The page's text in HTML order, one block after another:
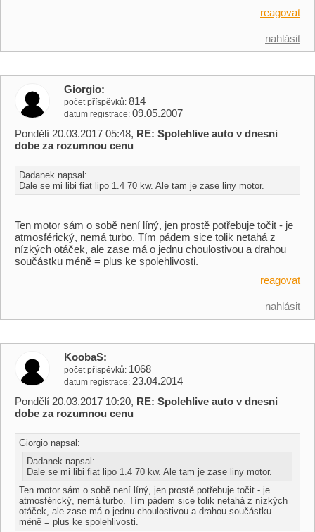
reagovat
nahlásit
Giorgio
počet příspěvků 814
datum registrace 09.05.2007
Pondělí 20.03.2017 05:48, RE: Spolehlive auto v dnesni
dobe za rozumnou cenu
Dadanek napsal:
Dale se mi libi fiat lipo 1.4 70 kw. Ale tam je zase liny motor.
Ten motor sám o sobě není líný, jen prostě potřebuje točit - je
atmosférický, nemá turbo. Tím pádem sice tolik netahá z
nízkých otáček, ale zase má o jednu choulostivou a drahou
součástku méně = plus ke spolehlivosti.
reagovat
nahlásit
KoobaS
počet příspěvků 1068
datum registrace 23.04.2014
Pondělí 20.03.2017 10:20, RE: Spolehlive auto v dnesni
dobe za rozumnou cenu
Giorgio napsal:
Dadanek napsal:
Dale se mi libi fiat lipo 1.4 70 kw. Ale tam je zase liny motor.
Ten motor sám o sobě není líný, jen prostě potřebuje točit - je
atmosférický, nemá turbo. Tím pádem sice tolik netahá z nízkých
otáček, ale zase má o jednu choulostivou a drahou součástku
méně = plus ke spolehlivosti.